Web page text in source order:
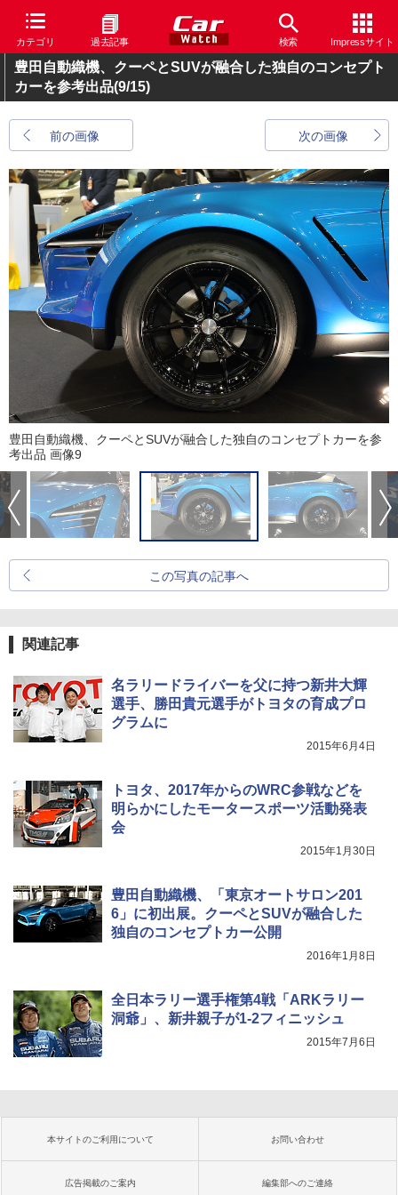
カテゴリ 過去記事 検索 Impressサイト
豊田自動織機、クーペとSUVが融合した独自のコンセプト
カーを参考出品(9/15)
前の画像 次の画像
豊田自動織機、クーペとSUVが融合した独自のコンセプトカーを参
考出品 画像9
この写真の記事へ
関連記事
名ラリードライバーを父に持つ新井大輝
選手、勝田貴元選手がトヨタの育成プロ
グラムに
2015年6月4日
トヨタ、2017年からのWRC参戦などを
明らかにしたモータースポーツ活動発表
会
2015年1月30日
豊田自動織機、「東京オートサロン201
6」に初出展。クーペとSUVが融合した
独自のコンセプトカー公開
2016年1月8日
全日本ラリー選手権第4戦「ARKラリー
洞爺」、新井親子が1-2フィニッシュ
2015年7月6日
本サイトのご利用について お問い合わせ
広告掲載のご案内 編集部へのご連絡